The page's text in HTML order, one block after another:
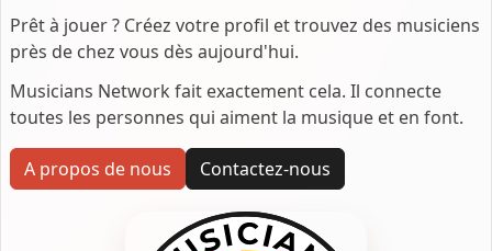
Prêt à jouer ? Créez votre profil et trouvez des musiciens
près de chez vous dès aujourd'hui.
Musicians Network fait exactement cela. Il connecte
toutes les personnes qui aiment la musique et en font.
A propos de nous Contactez-nous